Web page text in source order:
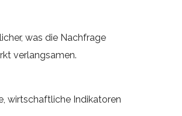
was die Nachfrage
verlangsamen.
wirtschaftliche Indikatoren